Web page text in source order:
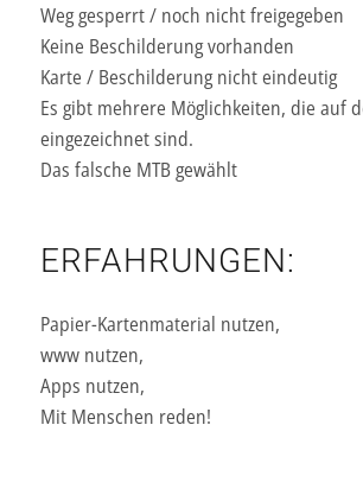
Weg gesperrt / noch nicht freigegeben
Keine Beschilderung vorhanden
Karte / Beschilderung nicht eindeutig
Es gibt mehrere Möglichkeiten, die auf
eingezeichnet sind.
Das falsche MTB gewählt
ERFAHRUNGEN:
Papier-Kartenmaterial nutzen,
www nutzen,
Apps nutzen,
Mit Menschen reden!